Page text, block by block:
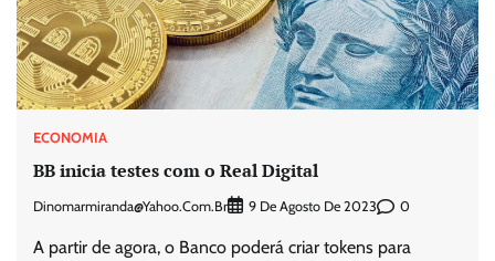
ECONOMIA
BB inicia testes com o Real Digital
Dinomarmiranda@yahoo.com.br 9 De Agosto De 2023 0
A partir de agora, o Banco poderá criar tokens para